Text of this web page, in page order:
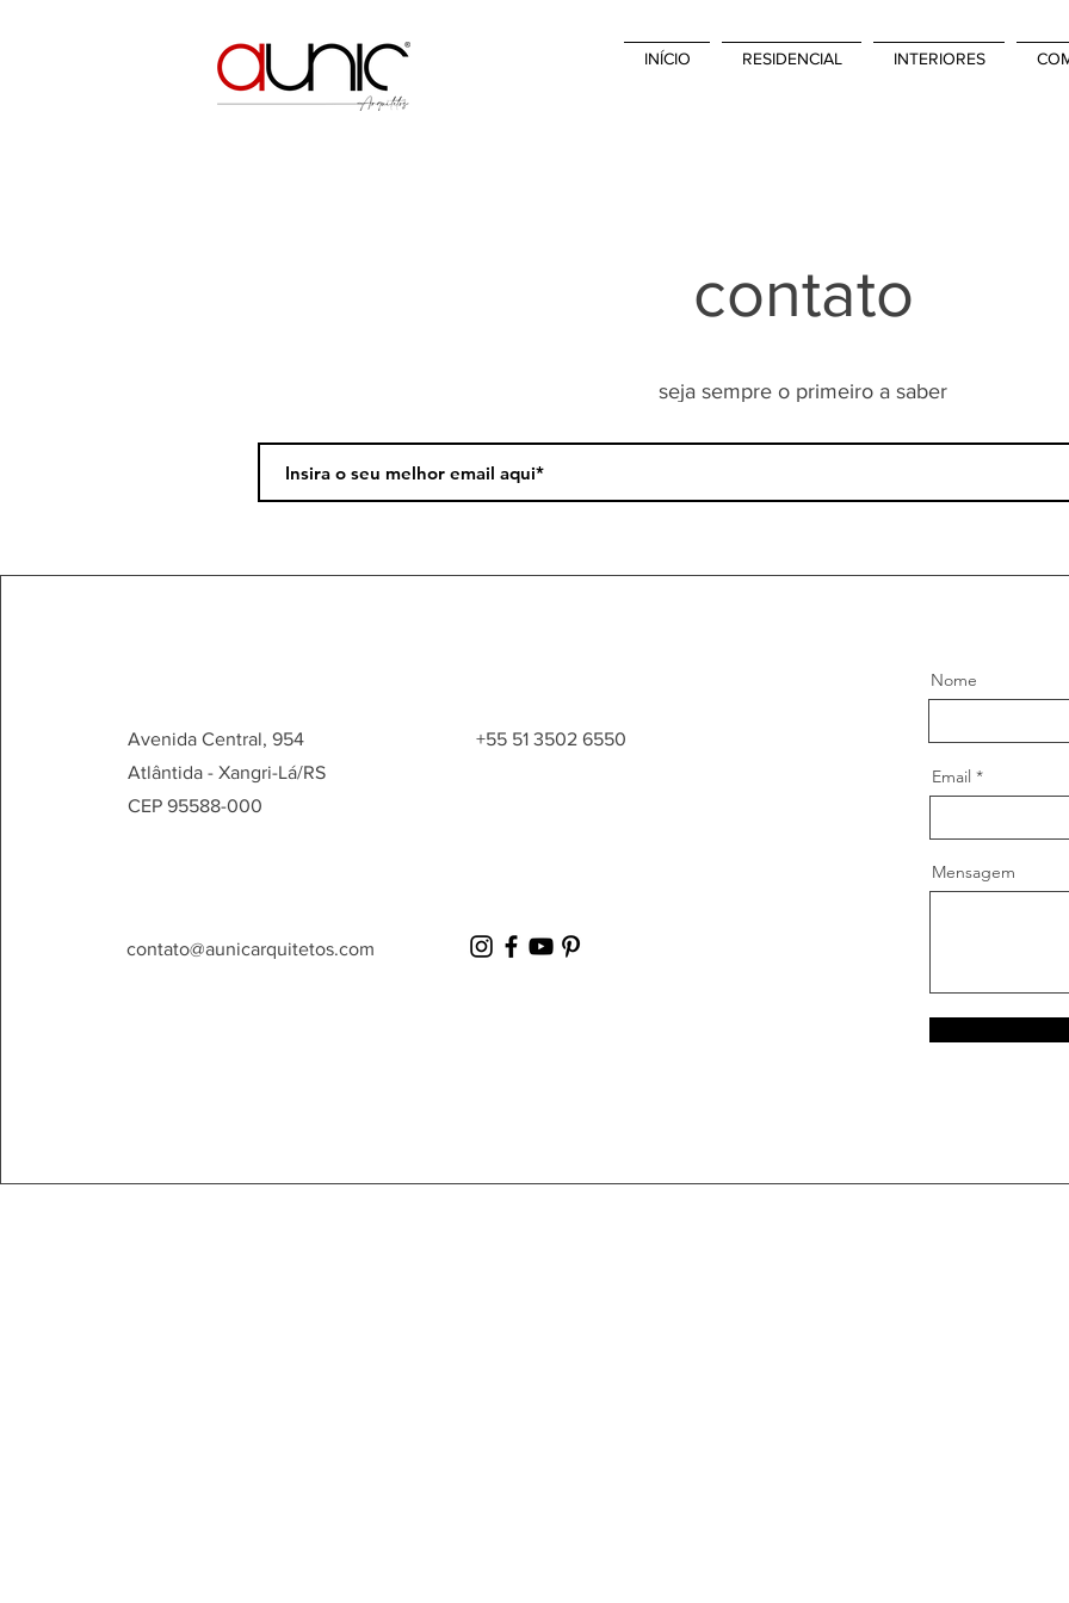
INÍCIO RESIDENCIAL INTERIORES
contato
seja sempre o primeiro a saber
Avenida Central, 954
Atlântida - Xangri-Lá/RS
CEP 95588-000
contato@aunicarquitetos.com
+55 51 3502 6550
Nome
Email
Mensagem